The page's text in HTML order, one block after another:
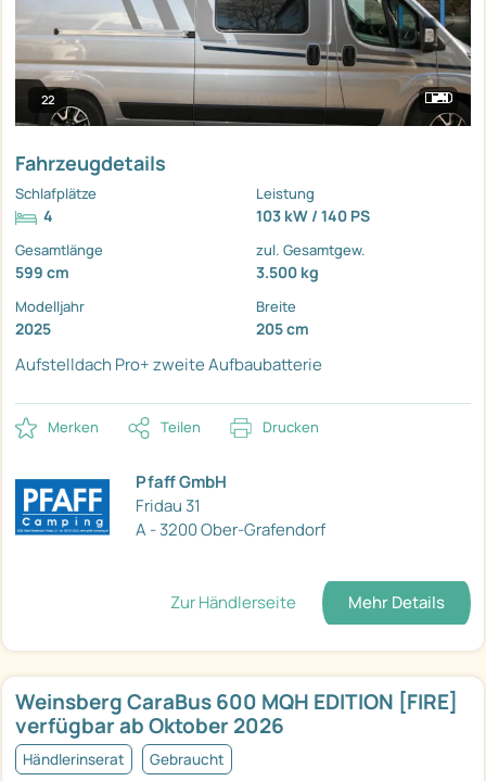
22
Fahrzeugdetails
Schlafplätze
4
Leistung
103 kW / 140 PS
Gesamtlänge
599 cm
zul. Gesamtgew.
3.500 kg
Modelljahr
2025
Breite
205 cm
Aufstelldach Pro+zweite Aufbaubatterie
Merken Teilen Drucken
Pfaff GmbH
Fridau 31
A - 3200 Ober-Grafendorf
Zur Händlerseite Mehr Details
Weinsberg CaraBus 600 MQH EDITION [FIRE]
verfügbar ab Oktober 2026
Händlerinserat Gebraucht